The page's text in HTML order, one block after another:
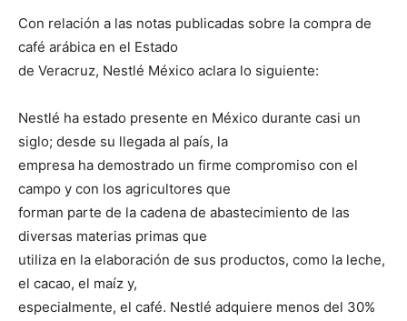
Con relación a las notas publicadas sobre la compra de
café arábica en el Estado
de Veracruz, Nestlé México aclara lo siguiente:
Nestlé ha estado presente en México durante casi un
siglo; desde su llegada al país, la
empresa ha demostrado un firme compromiso con el
campo y con los agricultores que
forman parte de la cadena de abastecimiento de las
diversas materias primas que
utiliza en la elaboración de sus productos, como la leche,
el cacao, el maíz y,
especialmente, el café. Nestlé adquiere menos del 30%